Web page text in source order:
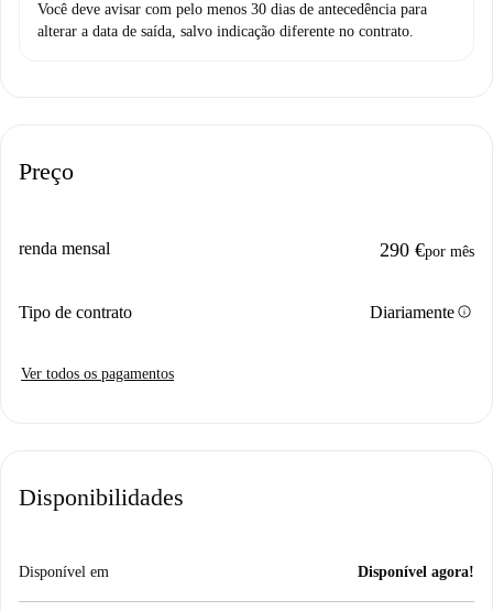
Você deve avisar com pelo menos 30 dias de antecedência para
alterar a data de saída, salvo indicação diferente no contrato.
Preço
renda mensal 290 €por mês
Tipo de contrato Diariamenteinfo
Ver todos os pagamentos
Disponibilidades
Disponível em Disponível agora!